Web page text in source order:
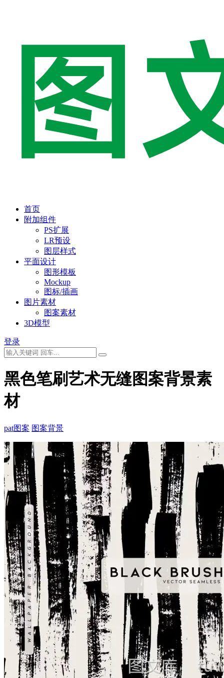
首页
附加组件
PS扩展
LR预设
图层样式
平面设计
图形模板
Mockup
图标/插画
图片素材
图案素材
3D模型
登录
黑色笔刷艺术无缝图案背景素
材
pat图案 图案背景